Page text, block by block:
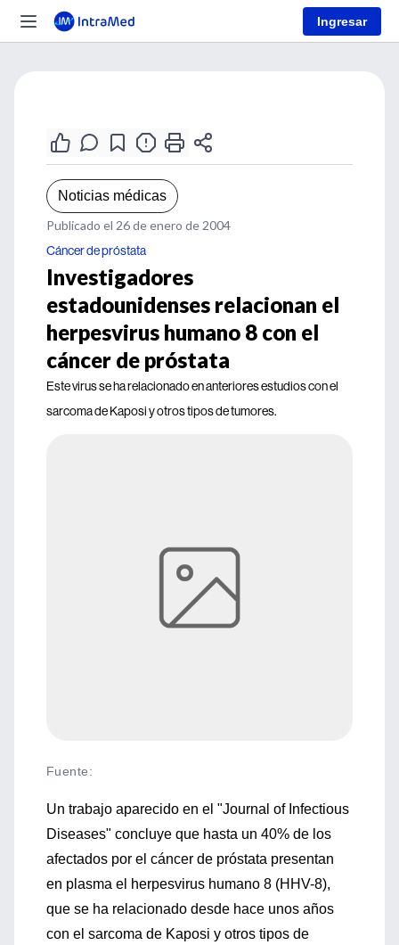
Ingresar
Noticias médicas
Publicado el 26 de enero de 2004
Cáncer de próstata
Investigadores
estadounidenses relacionan el
herpesvirus humano 8 con el
cáncer de próstata
Este virus se ha relacionado en anteriores estudios con el
sarcoma de Kaposi y otros tipos de tumores.
Fuente:
Un trabajo aparecido en el "Journal of Infectious
Diseases" concluye que hasta un 40% de los
afectados por el cáncer de próstata presentan
en plasma el herpesvirus humano 8 (HHV-8),
que se ha relacionado desde hace unos años
con el sarcoma de Kaposi y otros tipos de